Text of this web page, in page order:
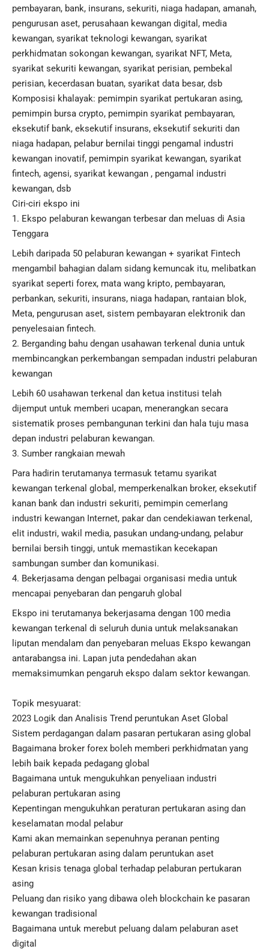
pembayaran, bank, insurans, sekuriti, niaga hadapan, amanah,
pengurusan aset, perusahaan kewangan digital, media
kewangan, syarikat teknologi kewangan, syarikat
perkhidmatan sokongan kewangan, syarikat NFT, Meta,
syarikat sekuriti kewangan, syarikat perisian, pembekal
perisian, kecerdasan buatan, syarikat data besar, dsb
Komposisi khalayak: pemimpin syarikat pertukaran asing,
pemimpin bursa crypto, pemimpin syarikat pembayaran,
eksekutif bank, eksekutif insurans, eksekutif sekuriti dan
niaga hadapan, pelabur bernilai tinggi pengamal industri
kewangan inovatif, pemimpin syarikat kewangan, syarikat
fintech, agensi, syarikat kewangan , pengamal industri
kewangan, dsb
Ciri-ciri ekspo ini
Ekspo pelaburan kewangan terbesar dan meluas di Asia
Tenggara
Lebih daripada 50 pelaburan kewangan + syarikat Fintech
mengambil bahagian dalam sidang kemuncak itu, melibatkan
syarikat seperti forex, mata wang kripto, pembayaran,
perbankan, sekuriti, insurans, niaga hadapan, rantaian blok,
Meta, pengurusan aset, sistem pembayaran elektronik dan
penyelesaian fintech.
Berganding bahu dengan usahawan terkenal dunia untuk
membincangkan perkembangan sempadan industri pelaburan
kewangan
Lebih 60 usahawan terkenal dan ketua institusi telah
dijemput untuk memberi ucapan, menerangkan secara
sistematik proses pembangunan terkini dan hala tuju masa
depan industri pelaburan kewangan.
Sumber rangkaian mewah
Para hadirin terutamanya termasuk tetamu syarikat
kewangan terkenal global, memperkenalkan broker, eksekutif
kanan bank dan industri sekuriti, pemimpin cemerlang
industri kewangan Internet, pakar dan cendekiawan terkenal,
elit industri, wakil media, pasukan undang-undang, pelabur
bernilai bersih tinggi, untuk memastikan kecekapan
sambungan sumber dan komunikasi.
Bekerjasama dengan pelbagai organisasi media untuk
mencapai penyebaran dan pengaruh global
Ekspo ini terutamanya bekerjasama dengan 100 media
kewangan terkenal di seluruh dunia untuk melaksanakan
liputan mendalam dan penyebaran meluas Ekspo kewangan
antarabangsa ini. Lapan juta pendedahan akan
memaksimumkan pengaruh ekspo dalam sektor kewangan.
Topik mesyuarat:
2023 Logik dan Analisis Trend peruntukan Aset Global
Sistem perdagangan dalam pasaran pertukaran asing global
Bagaimana broker forex boleh memberi perkhidmatan yang
lebih baik kepada pedagang global
Bagaimana untuk mengukuhkan penyeliaan industri
pelaburan pertukaran asing
Kepentingan mengukuhkan peraturan pertukaran asing dan
keselamatan modal pelabur
Kami akan memainkan sepenuhnya peranan penting
pelaburan pertukaran asing dalam peruntukan aset
Kesan krisis tenaga global terhadap pelaburan pertukaran
asing
Peluang dan risiko yang dibawa oleh blockchain ke pasaran
kewangan tradisional
Bagaimana untuk merebut peluang dalam pelaburan aset
digital